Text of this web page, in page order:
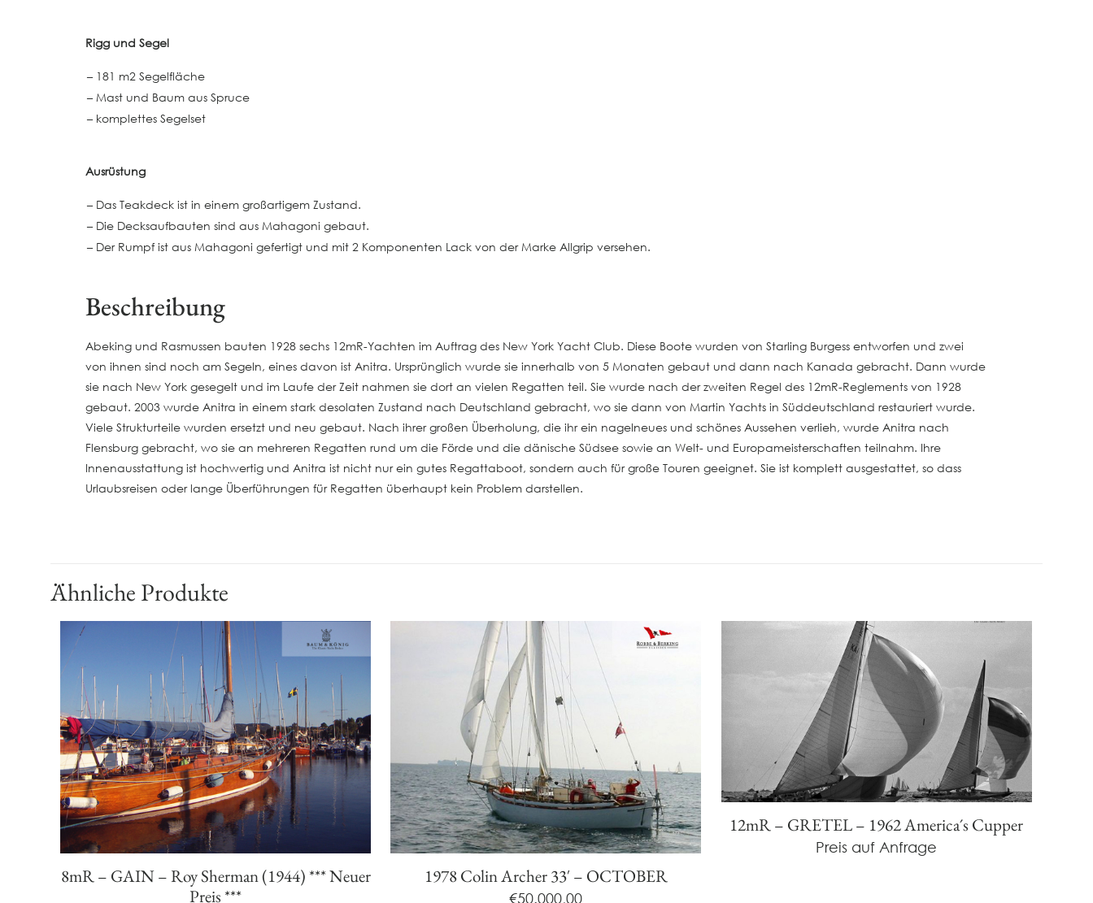
Rigg und Segel
– 181 m2 Segelfläche
– Mast und Baum aus Spruce
– komplettes Segelset
Ausrüstung
– Das Teakdeck ist in einem großartigem Zustand.
– Die Decksaufbauten sind aus Mahagoni gebaut.
– Der Rumpf ist aus Mahagoni gefertigt und mit 2 Komponenten Lack von der Marke Allgrip versehen.
Beschreibung
Abeking und Rasmussen bauten 1928 sechs 12mR-Yachten im Auftrag des New York Yacht Club. Diese Boote wurden von Starling Burgess entworfen und zwei
von ihnen sind noch am Segeln, eines davon ist Anitra. Ursprünglich wurde sie innerhalb von 5 Monaten gebaut und dann nach Kanada gebracht. Dann wurde
sie nach New York gesegelt und im Laufe der Zeit nahmen sie dort an vielen Regatten teil. Sie wurde nach der zweiten Regel des 12mR-Reglements von 1928
gebaut. 2003 wurde Anitra in einem stark desolaten Zustand nach Deutschland gebracht, wo sie dann von Martin Yachts in Süddeutschland restauriert wurde.
Viele Strukturteile wurden ersetzt und neu gebaut. Nach ihrer großen Überholung, die ihr ein nagelneues und schönes Aussehen verlieh, wurde Anitra nach
Flensburg gebracht, wo sie an mehreren Regatten rund um die Förde und die dänische Südsee sowie an Welt- und Europameisterschaften teilnahm. Ihre
Innenausstattung ist hochwertig und Anitra ist nicht nur ein gutes Regattaboot, sondern auch für große Touren geeignet. Sie ist komplett ausgestattet, so dass
Urlaubsreisen oder lange Überführungen für Regatten überhaupt kein Problem darstellen.
Ähnliche Produkte
8mR – GAIN – Roy Sherman (1944) *** Neuer
Preis ***
1978 Colin Archer 33′ – OCTOBER
€50.000,00
12mR – GRETEL – 1962 America´s Cupper
Preis auf Anfrage